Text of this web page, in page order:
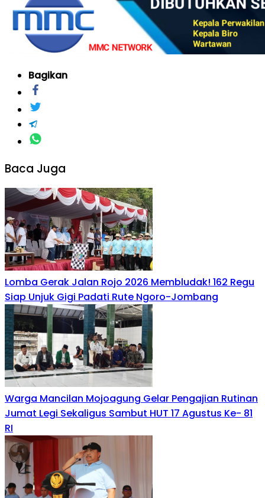
Bagikan
Baca Juga
Lomba Gerak Jalan Rojo 2026 Membludak! 162 Regu
Siap Unjuk Gigi Padati Rute Ngoro-Jombang
Warga Mancilan Mojoagung Gelar Pengajian Rutinan
Jumat Legi Sekaligus Sambut HUT 17 Agustus Ke- 81
RI